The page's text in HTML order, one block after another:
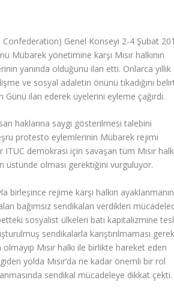
Genel Konseyi 2-4 Şubat
Mübarek yönetimine karşı Mısır halkının
yanında olduğunu ilan etti. Onlarca yıllık
ve sosyal adaletin önünü tıkadığını
Günü ilan ederek üyelerini eyleme çağırdı.
haklarına saygı gösterilmesi talebini
protesto eylemlerinin Mübarek rejimi
demokrasi için savaşan tüm Mısır
üstünde olması gerektiğini vurguluyor.
birleşince rejime karşı halkın ayaklanmanın
bağımsız sendikaları verdikleri
sosyalist ülkeleri batı kapitalizmine
sendikalarla karıştırılmaması
Mısır halkı ile birlikte hareket eden
yolda Mısır’da ne kadar önemli bir rol
sendikal mücadeleye dikkat çekti.